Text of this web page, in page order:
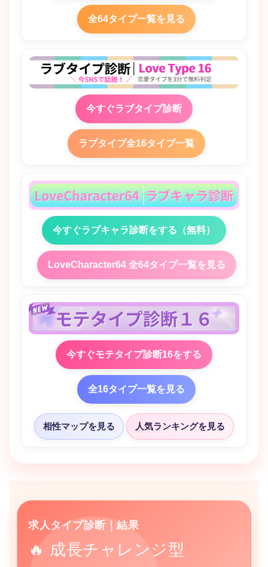
全64タイプ一覧を見る
今すぐラブタイプ診断
ラブタイプ全16タイプ一覧
今すぐラブキャラ診断をする（無料）
LoveCharacter64 全64タイプ一覧を見る
今すぐモテタイプ診断16をする
全16タイプ一覧を見る
相性マップを見る 人気ランキングを見る
求人タイプ診断｜結果
🔥 成長チャレンジ型